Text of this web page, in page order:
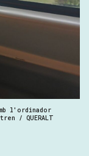
l'ordinador
/ QUERALT